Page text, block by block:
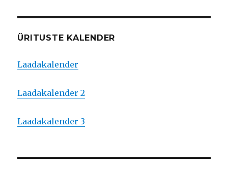
ÜRITUSTE KALENDER
Laadakalender
Laadakalender 2
Laadakalender 3